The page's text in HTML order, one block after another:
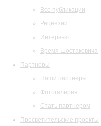
Все публикации
Рецензии
Интервью
Время Шостаковича
Партнеры
Наши партнеры
Фотогалерея
Стать партнером
Просветительские проекты